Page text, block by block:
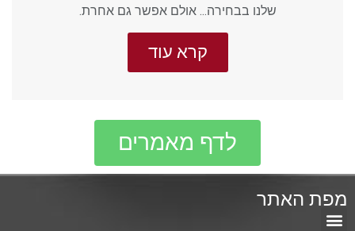
שלנו בבחירה... אולם אפשר גם אחרת.
קרא עוד
לדף מאמרים
מפת האתר